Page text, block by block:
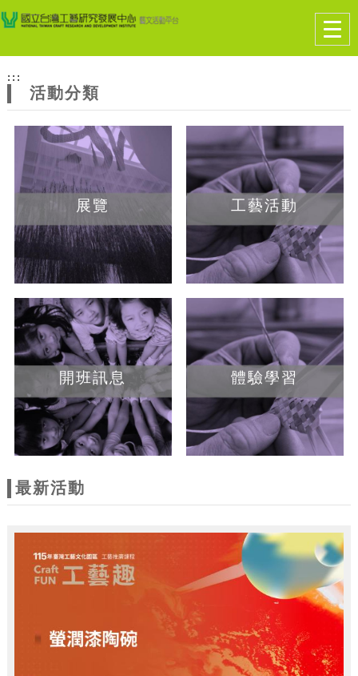
網
站
主
題
跳到主要內容
網站導覽
:::
活動分類
展覽 工藝活動
開班訊息 體驗學習
最新活動